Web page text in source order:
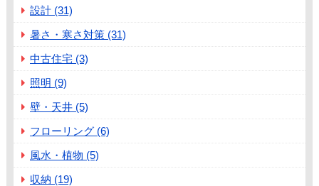
設計 (31)
暑さ・寒さ対策 (31)
中古住宅 (3)
照明 (9)
壁・天井 (5)
フローリング (6)
風水・植物 (5)
収納 (19)